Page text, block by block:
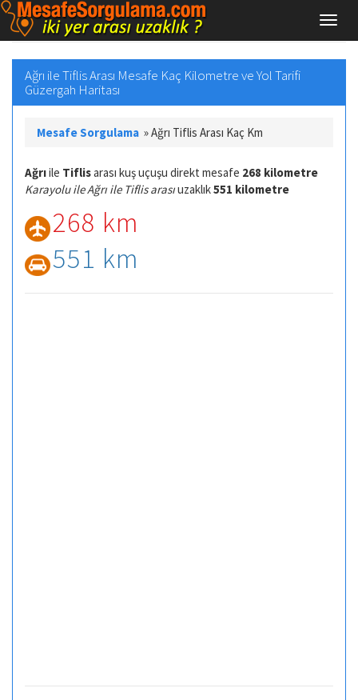
Ağrı ile Tiflis Arası Mesafe Kaç Kilometre ve Yol Tarifi
Güzergah Haritası
Mesafe Sorgulama »Ağrı Tiflis Arası Kaç Km
Ağrıile Tiflisarası kuş uçuşu direkt mesafe 268 kilometre
Karayolu ile Ağrı ile Tiflis arasıuzaklık551 kilometre
268 km
551 km